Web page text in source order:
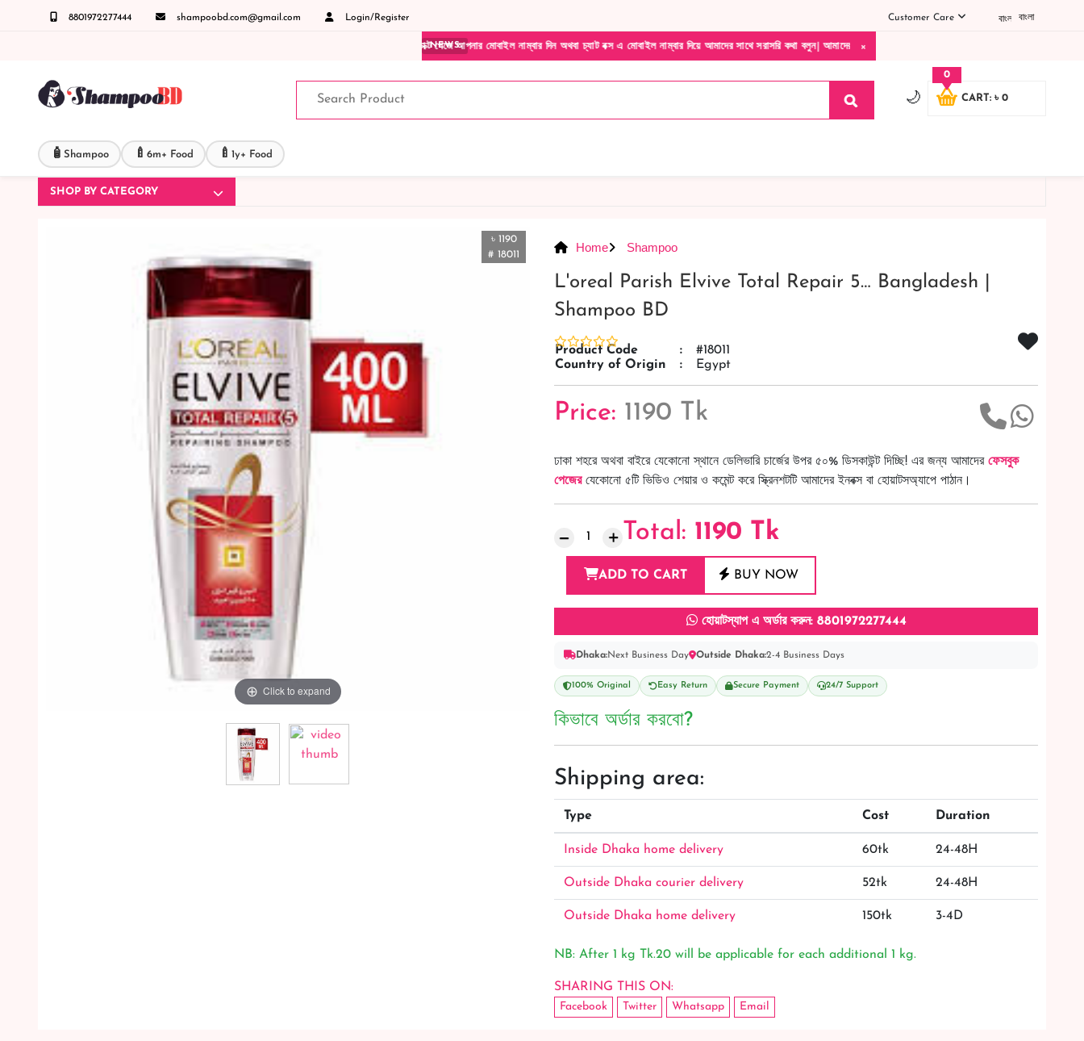
8801972277444 shampoobd.com@gmail.com Login/Register বাংলা
Customer Care
×
NEWS
জিজ্ঞাসায় কল করুনঃ ( IMO + Whatsapp ) +8801972277444 সহজে অর্ডার করতে প্রোডাক্ট পেজে আপনার মোবাইল নাম্বার দিন অথবা চ্যাট বক্স এ মোবাইল নাম্বার দিয়ে আমাদের সাথে সরাসরি কথা বলুন| আমাদের যেকোনো পণ্য হাতে নিয়ে দেখে টাকা দিবেন ডেলিভারি ম্যান চলে যাওয়ার পরে
🌙 CART: ৳ 0
0
🧴 Shampoo 🍼 6m+ Food 🍼 1y+ Food
SHOP BY CATEGORY
৳ 1190
# 18011
Click to expand
Home Shampoo
L'oreal Parish Elvive Total Repair 5… Bangladesh |
Shampoo BD
Product Code :
#18011
Country of Origin
: Egypt
Price: 1190 Tk
ঢাকা শহরে অথবা বাইরে যেকোনো স্থানে ডেলিভারি চার্জের উপর ৫০% ডিসকাউন্ট দিচ্ছি! এর জন্য আমাদের ফেসবুক
পেজেরযেকোনো ৫টি ভিডিও শেয়ার ও কমেন্ট করে স্ক্রিনশটটি আমাদের ইনবক্স বা হোয়াটসঅ্যাপে পাঠান।
Total: 1190 Tk
ADD TO CART BUY NOW
হোয়াটস্যাপ এ অর্ডার করুন: 8801972277444
Dhaka:Next Business Day Outside Dhaka:2-4 Business Days
100% Original Easy Return Secure Payment 24/7 Support
কিভাবে অর্ডার করবো?
Shipping area:
Type Cost Duration
Inside Dhaka home delivery 60tk 24-48H
Outside Dhaka courier delivery 52tk 24-48H
Outside Dhaka home delivery 150tk 3-4D
NB: After 1 kg Tk.20 will be applicable for each additional 1 kg.
SHARING THIS ON:
Facebook Twitter Whatsapp Email